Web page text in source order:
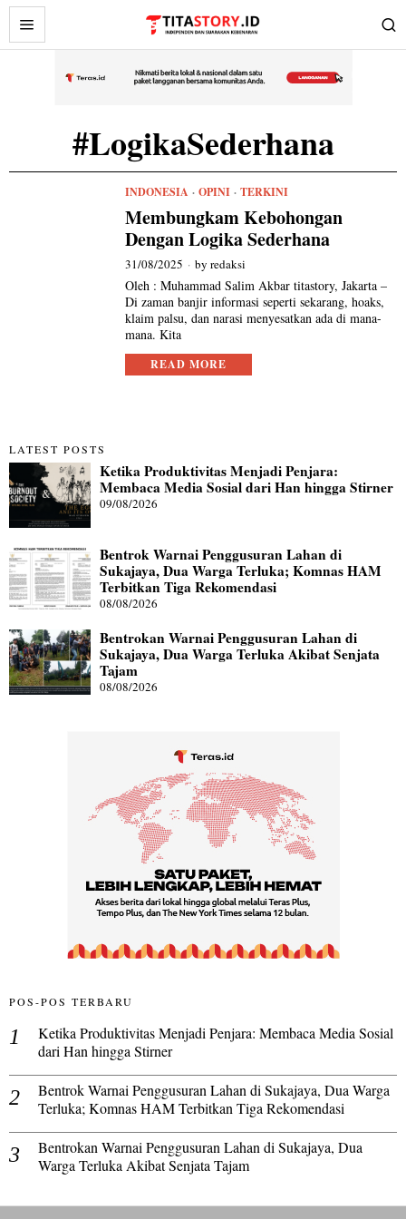
#LogikaSederhana
INDONESIA · OPINI · TERKINI
Membungkam Kebohongan
Dengan Logika Sederhana
31/08/2025 byredaksi
Oleh : Muhammad Salim Akbar titastory, Jakarta –
Di zaman banjir informasi seperti sekarang, hoaks,
klaim palsu, dan narasi menyesatkan ada di mana-
mana. Kita
READ MORE
LATEST POSTS
Ketika Produktivitas Menjadi Penjara:
Membaca Media Sosial dari Han hingga Stirner
09/08/2026
Bentrok Warnai Penggusuran Lahan di
Sukajaya, Dua Warga Terluka; Komnas HAM
Terbitkan Tiga Rekomendasi
08/08/2026
Bentrokan Warnai Penggusuran Lahan di
Sukajaya, Dua Warga Terluka Akibat Senjata
Tajam
08/08/2026
POS-POS TERBARU
Ketika Produktivitas Menjadi Penjara: Membaca Media Sosial
dari Han hingga Stirner
Bentrok Warnai Penggusuran Lahan di Sukajaya, Dua Warga
Terluka; Komnas HAM Terbitkan Tiga Rekomendasi
Bentrokan Warnai Penggusuran Lahan di Sukajaya, Dua
Warga Terluka Akibat Senjata Tajam